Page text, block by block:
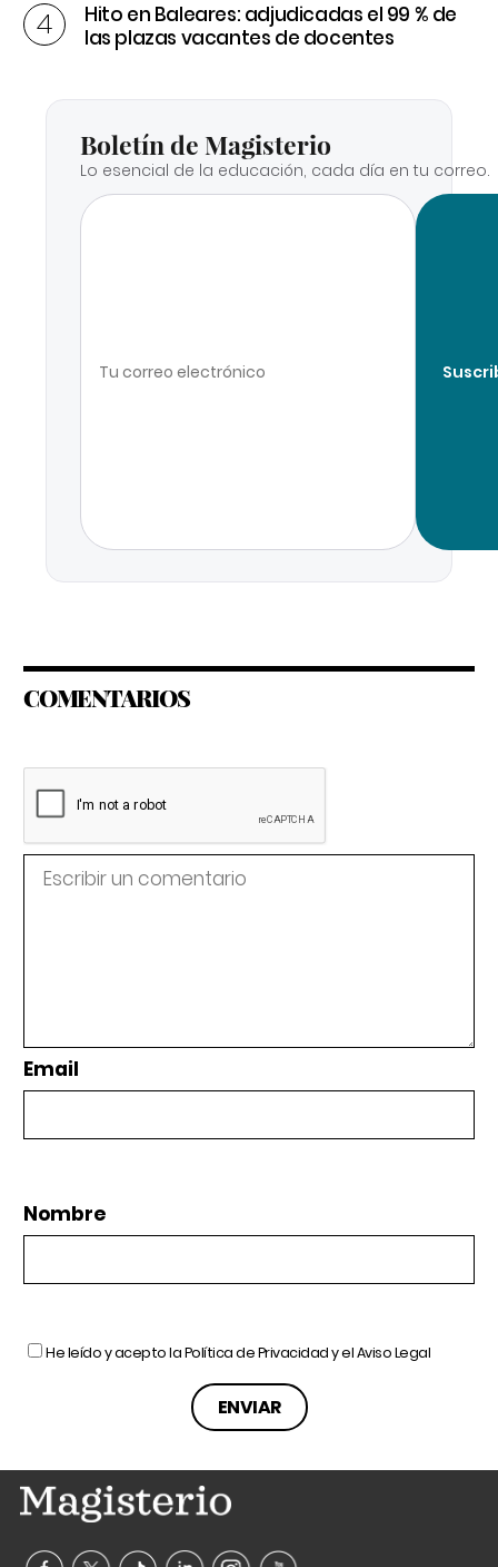
Hito en Baleares: adjudicadas el 99 % de
las plazas vacantes de docentes
Boletín de Magisterio
Lo esencial de la educación, cada día en tu correo.
COMENTARIOS
Email
Nombre
He leído y acepto laPolítica de Privacidady elAviso Legal